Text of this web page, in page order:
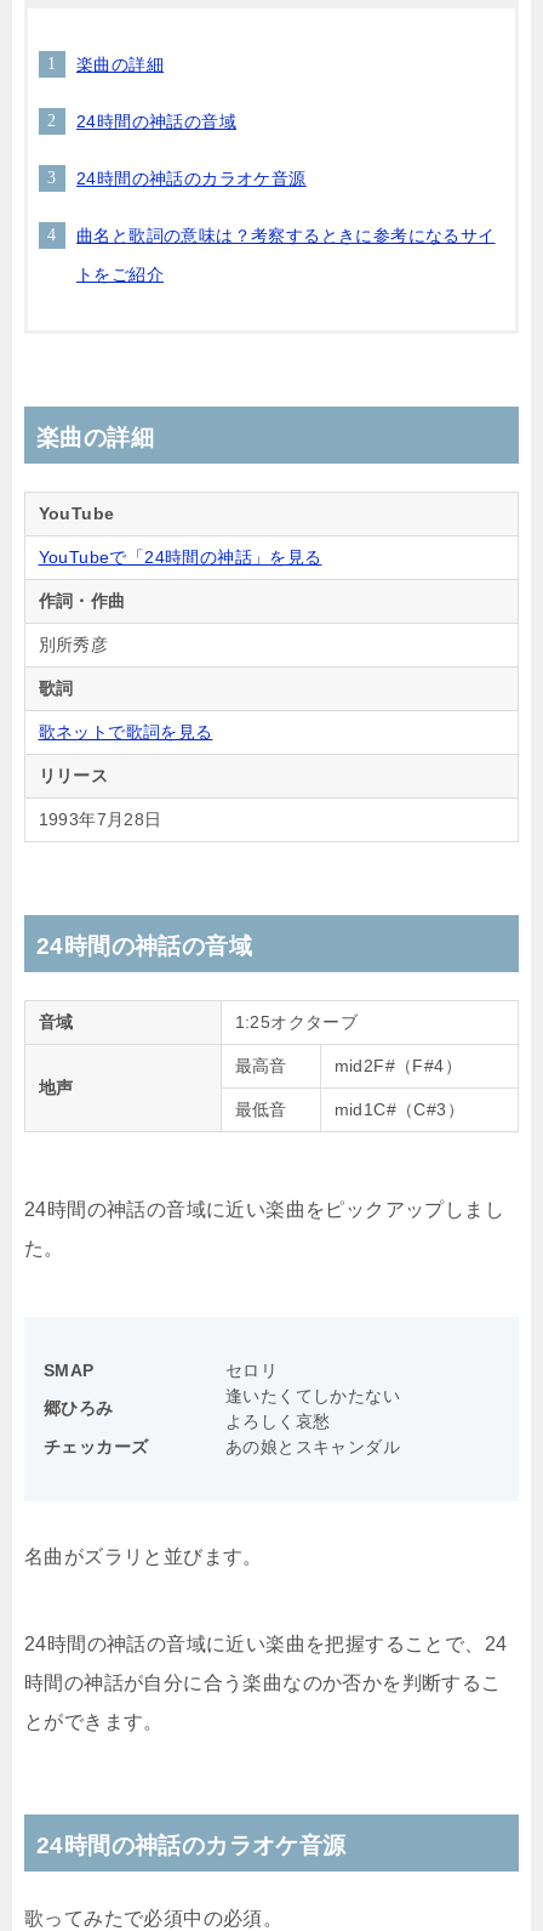
楽曲の詳細
24時間の神話の音域
24時間の神話のカラオケ音源
曲名と歌詞の意味は？考察するときに参考になるサイ
トをご紹介
楽曲の詳細
YouTube
YouTubeで「24時間の神話」を見る
作詞・作曲
別所秀彦
歌詞
歌ネットで歌詞を見る
リリース
1993年7月28日
24時間の神話の音域
音域 1:25オクターブ
地声
最高音 mid2F#（F#4）
最低音 mid1C#（C#3）
24時間の神話の音域に近い楽曲をピックアップしまし
た。
SMAP
セロリ
郷ひろみ
逢いたくてしかたない
よろしく哀愁
チェッカーズ
あの娘とスキャンダル
名曲がズラリと並びます。
24時間の神話の音域に近い楽曲を把握することで、24
時間の神話が自分に合う楽曲なのか否かを判断するこ
とができます。
24時間の神話のカラオケ音源
歌ってみたで必須中の必須。